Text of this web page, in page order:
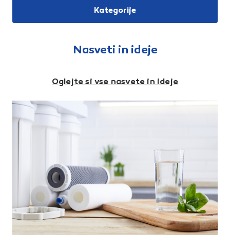
197SC.Debelina gobe: 30
Kategorije
Nasveti in ideje
Oglejte si vse nasvete in ideje